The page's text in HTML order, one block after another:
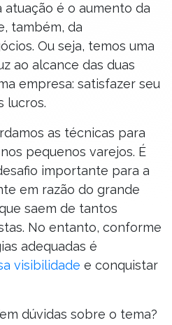
atuação é o aumento da
também, da
Ou seja, temos uma
ao alcance das duas
empresa: satisfazer seu
lucros.
as técnicas para
pequenos varejos. É
importante para a
em razão do grande
saem de tantos
No entanto, conforme
adequadas é
visibilidade e conquistar
dúvidas sobre o tema?